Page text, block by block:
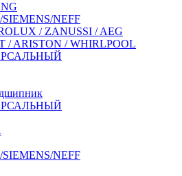
NEFF
/ ZANUSSI / AEG
/ ARISTON / WHIRLPOOL
NEFF